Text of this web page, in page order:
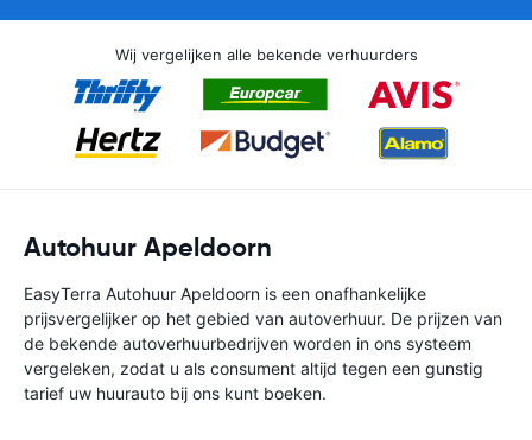
Wij vergelijken alle bekende verhuurders
Autohuur Apeldoorn
EasyTerra Autohuur Apeldoorn is een onafhankelijke
prijsvergelijker op het gebied van autoverhuur. De prijzen van
de bekende autoverhuurbedrijven worden in ons systeem
vergeleken, zodat u als consument altijd tegen een gunstig
tarief uw huurauto bij ons kunt boeken.